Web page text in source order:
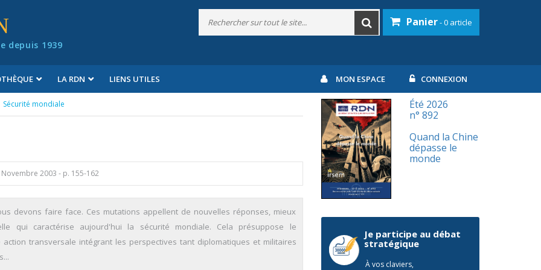
depuis 1939
Panier- 0 article
LA RDN LIENS UTILES MON ESPACE CONNEXION
Sécurité mondiale
Novembre 2003 - p. 155-162
devons faire face. Ces mutations appellent de nouvelles réponses, mieux
qui caractérise aujourd'hui la sécurité mondiale. Cela présuppose le
transversale intégrant les perspectives tant diplomatiques et militaires
Été 2026
n° 892
Quand la Chine
dépasse le
monde
Je participe au débat
stratégique
À vos claviers,